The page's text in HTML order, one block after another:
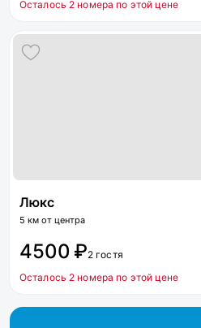
Осталось 2 номера по этой цене
Люкс
5 км от центра
4500 ₽2 гостя
Осталось 2 номера по этой цене